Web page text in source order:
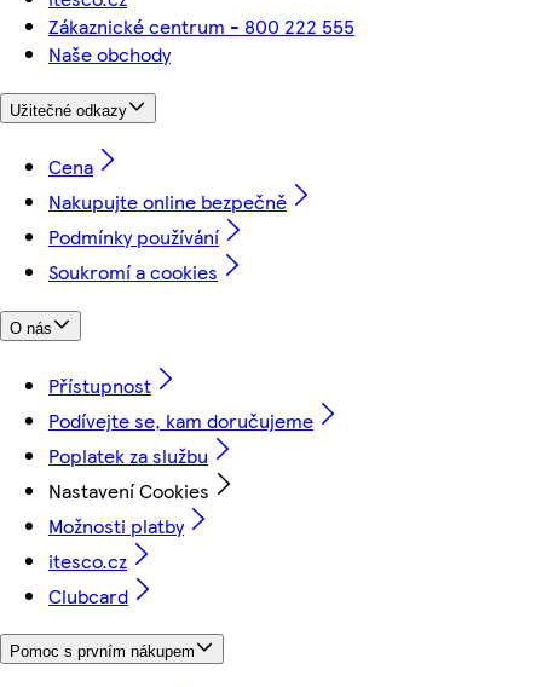
Zákaznické centrum - 800 222 555
Naše obchody
Užitečné odkazy
Cena
Nakupujte online bezpečně
Podmínky používání
Soukromí a cookies
O nás
Přístupnost
Podívejte se, kam doručujeme
Poplatek za službu
Nastavení Cookies
Možnosti platby
itesco.cz
Clubcard
Pomoc s prvním nákupem